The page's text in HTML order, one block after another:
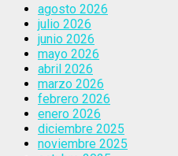
agosto 2026
julio 2026
junio 2026
mayo 2026
abril 2026
marzo 2026
febrero 2026
enero 2026
diciembre 2025
noviembre 2025